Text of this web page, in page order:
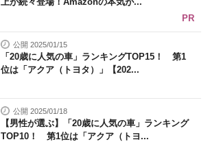
PR
公開 2025/01/15
「20歳に人気の車」ランキングTOP15！ 第1
位は「アクア（トヨタ）」【202...
公開 2025/01/18
【男性が選ぶ】「20歳に人気の車」ランキング
TOP10！ 第1位は「アクア（トヨ...